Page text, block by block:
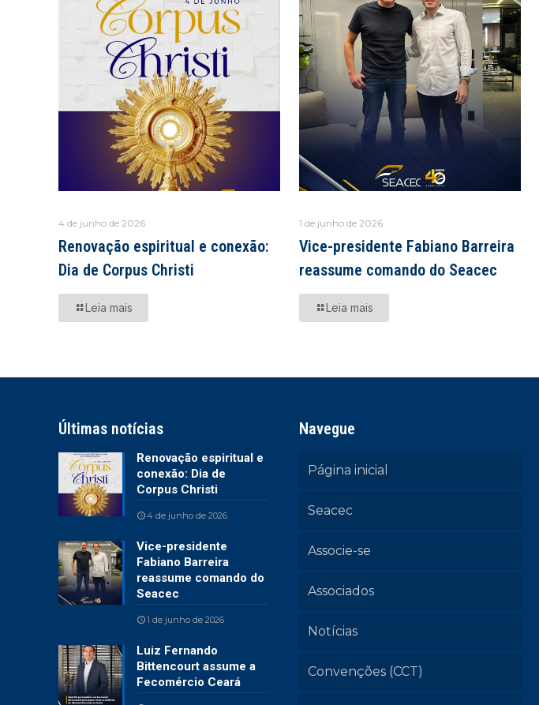
4 de junho de 2026
Renovação espiritual e conexão:
Dia de Corpus Christi
Leia mais
1 de junho de 2026
Vice-presidente Fabiano Barreira
reassume comando do Seacec
Leia mais
Últimas notícias
Renovação espiritual e
conexão: Dia de
Corpus Christi
4 de junho de 2026
Vice-presidente
Fabiano Barreira
reassume comando do
Seacec
1 de junho de 2026
Luiz Fernando
Bittencourt assume a
Fecomércio Ceará
Navegue
Página inicial
Seacec
Associe-se
Associados
Notícias
Convenções (CCT)